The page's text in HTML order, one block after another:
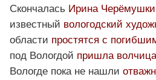
Скончалась Ирина
известный вологодский
области простятся с
под Вологдой пришла
Вологде пока не нашли